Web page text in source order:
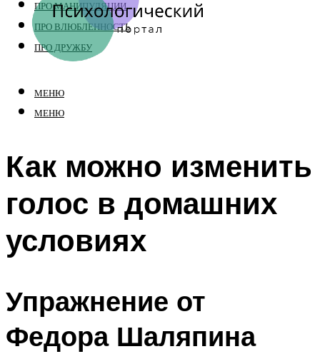
ПРО МАНИПУЛЯЦИИ
ПРО ВЛЮБЛЕННОСТЬ
ПРО ДРУЖБУ
МЕНЮ
МЕНЮ
Как можно изменить
голос в домашних
условиях
Упражнение от
Федора Шаляпина